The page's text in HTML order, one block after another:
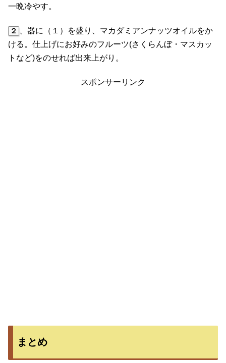
一晩冷やす。
２ 、器に（１）を盛り、マカダミアンナッツオイルをか
ける。仕上げにお好みのフルーツ(さくらんぼ・マスカッ
トなど)をのせれば出来上がり。
スポンサーリンク
まとめ